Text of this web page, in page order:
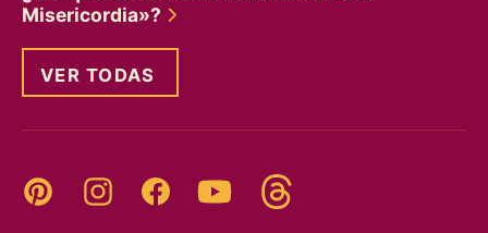
Misericordia»?
VER TODAS
Pinterest InstagramFacebookYouTube